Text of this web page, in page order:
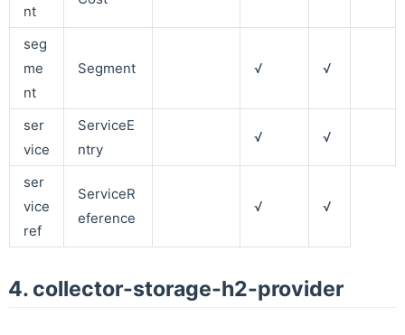
nt
seg
me
nt
Segment √ √
ser
vice
ServiceE
ntry
√ √
ser
vice
ref
ServiceR
eference
√ √
4. collector-storage-h2-provider